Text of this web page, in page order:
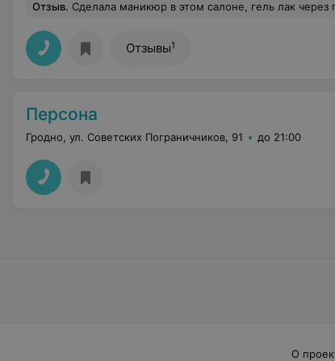
Отзыв. Сделала маникюр в этом салоне, гель лак через пару дней
Отзывы1
Персона
Гродно, ул. Советских Пограничников, 91 до 21:00
О